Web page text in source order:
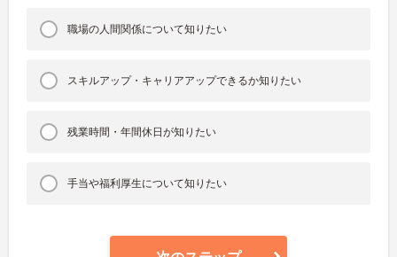
職場の人間関係について知りたい
スキルアップ・キャリアアップできるか知りたい
残業時間・年間休日が知りたい
手当や福利厚生について知りたい